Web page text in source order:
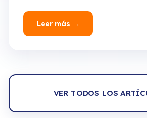
Leer más →
VER TODOS LOS